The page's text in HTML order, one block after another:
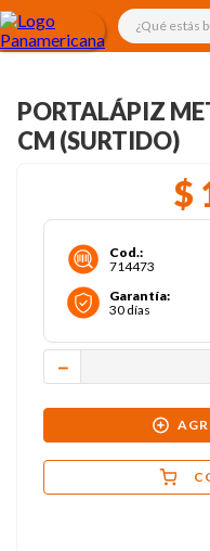
¿Qué estás
PORTALÁPIZ
CM (SURTIDO)
$
Cod.:
714473
Garantía:
30 días
－